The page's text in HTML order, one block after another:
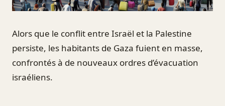
Alors que le conflit entre Israël et la Palestine
persiste, les habitants de Gaza fuient en masse,
confrontés à de nouveaux ordres d’évacuation
israéliens.